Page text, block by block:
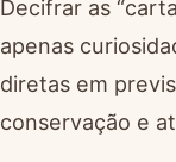
Decifrar as
apenas
diretas em
conservação e